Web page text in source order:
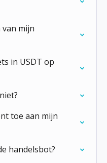
mijn
in USDT op
toe aan mijn
handelsbot?